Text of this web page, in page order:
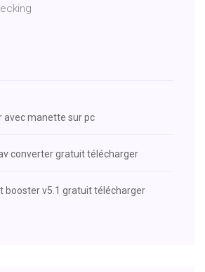
avec manette sur pc
converter gratuit télécharger
booster v5.1 gratuit télécharger